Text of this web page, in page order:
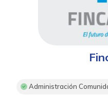
Administración